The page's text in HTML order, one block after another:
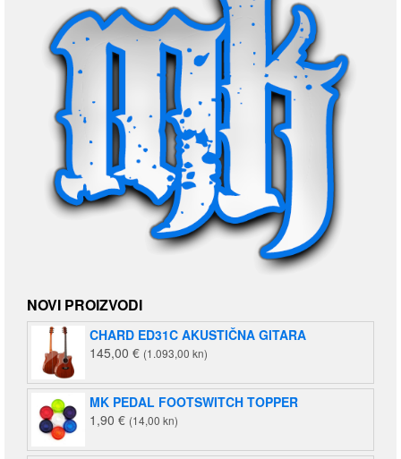
NOVI PROIZVODI
CHARD ED31C AKUSTIČNA GITARA
145,00 € (1.093,00 kn)
MK PEDAL FOOTSWITCH TOPPER
1,90 € (14,00 kn)